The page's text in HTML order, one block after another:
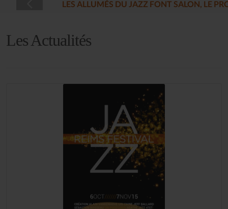
LES ALLUMÉS DU JAZZ FONT SALON, LE
Les Actualités